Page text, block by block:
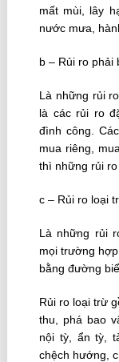
mất mùi, lây
nước mưa,
b – Rủi ro phải
Là những rủi
là các rủi ro
đình công.
mua riêng,
thì những rủi ro
c – Rủi ro loại
Là những rủi
mọi trường
bằng đường
Rủi ro loại trừ
thu, phá bao
nội tỳ, ẩn tỳ,
chệch hướng,